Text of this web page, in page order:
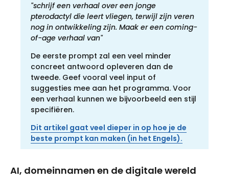
"schrijf een verhaal over een jonge
pterodactyl die leert vliegen, terwijl zijn veren
nog in ontwikkeling zijn. Maak er een coming-
of-age verhaal van"
De eerste prompt zal een veel minder
concreet antwoord opleveren dan de
tweede. Geef vooral veel input of
suggesties mee aan het programma. Voor
een verhaal kunnen we bijvoorbeeld een stijl
specifiëren.
Dit artikel gaat veel dieper in op hoe je de
beste prompt kan maken (in het Engels).
AI, domeinnamen en de digitale wereld